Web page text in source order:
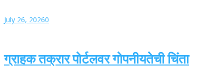
July 26, 20260
ग्राहक तक्रार पोर्टलवर गोपनीयतेची चिंता